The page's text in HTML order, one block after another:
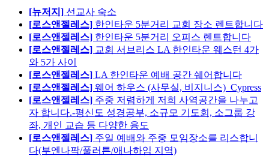
[뉴저지] 선교사 숙소
[로스앤젤레스] 한인타운 5분거리 교회 장소 렌트합니다
[로스앤젤레스] 한인타운 5분거리 오피스 렌트합니다
[로스앤젤레스] 교회 서브리스 LA 한인타운 웨스턴 4가
와 5가 사이
[로스앤젤레스] LA 한인타운 예배 공간 쉐어합니다
[로스앤젤레스] 웨어 하우스 (사무실, 비지니스)_Cypress
[로스앤젤레스] 주중 저렴하게 저희 사역공간을 나누고
자 합니다.-평신도 성경공부, 소규모 기도회, 소그룹 강
좌, 개인 교습 등 다양한 용도
[로스앤젤레스] 주일 예배와 주중 모임장소를 리스합니
다(부엔나팍/풀러튼/애나하임 지역)